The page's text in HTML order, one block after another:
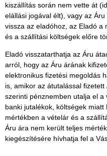
kiszállítás során nem vette át
elállási jogával élt), vagy az
vissza az eladóhoz, az Eladó
és a szállítási költségek előre
Eladó visszatarthatja az Áru
arról, hogy az Áru árának
elektronikus fizetési megoldás
is, amikor az átutalással
szerinti pénznemben utalja el
banki jutalékok, költségek
mértékben a vételár és a
Áru ára nem került teljes
kiegészítésére hívhatja fel a